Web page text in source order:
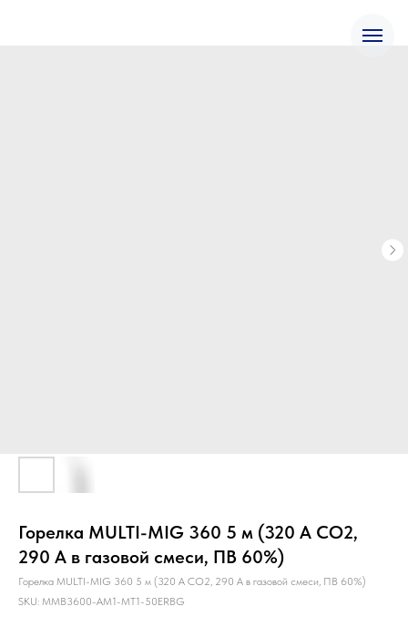
Горелка MULTI-MIG 360 5 м (320 А CO2,
290 А в газовой смеси, ПВ 60%)
Горелка MULTI-MIG 360 5 м (320 А CO2, 290 А в газовой смеси, ПВ 60%)
SKU: MMB3600-AM1-MT1-50ERBG